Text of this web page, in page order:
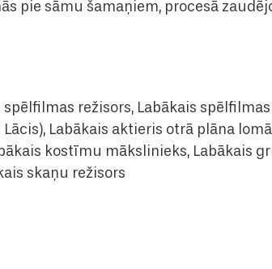
pie sāmu šamaņiem, procesā
režisors, Labākais
Labākais aktieris otrā plāna
kostīmu mākslinieks, Labākais
skaņu režisors